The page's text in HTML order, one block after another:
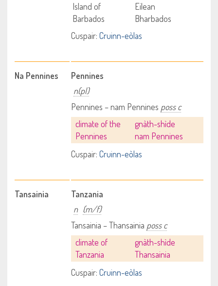
Island of
Barbados
Eilean
Bharbados
Cuspair: Cruinn-eòlas
Na Pennines
Pennines
n(pl)
Pennines – nam Pennines poss c
climate of the
Pennines
gnàth-shìde
nam Pennines
Cuspair: Cruinn-eòlas
Tansainia
Tanzania
n (m/f)
Tansainia – Thansainia poss c
climate of
Tanzania
gnàth-shìde
Thansainia
Cuspair: Cruinn-eòlas